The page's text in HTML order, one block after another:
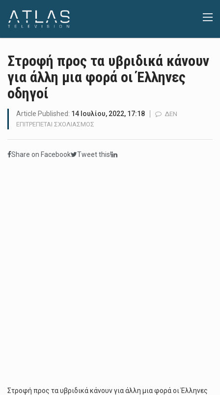
Στροφή προς τα υβριδικά κάνουν
για άλλη μια φορά οι Έλληνες
οδηγοί
Article Published: 14 Ιουλίου, 2022, 17:18
ΔΕΝ
ΕΠΙΤΡΈΠΕΤΑΙ ΣΧΟΛΙΑΣΜΌΣ
ΤΑ
Share on Facebook Tweet this!
Στροφή προς τα υβριδικά κάνουν για άλλη μια φορά οι Έλληνες